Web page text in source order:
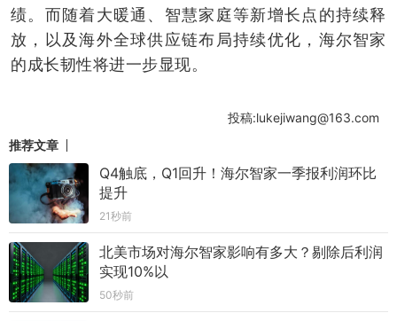
绩。而随着大暖通、智慧家庭等新增长点的持续释
放，以及海外全球供应链布局持续优化，海尔智家
的成长韧性将进一步显现。
投稿:lukejiwang@163.com
推荐文章
Q4触底，Q1回升！海尔智家一季报利润环比
提升
21秒前
北美市场对海尔智家影响有多大？剔除后利润
实现10%以
50秒前